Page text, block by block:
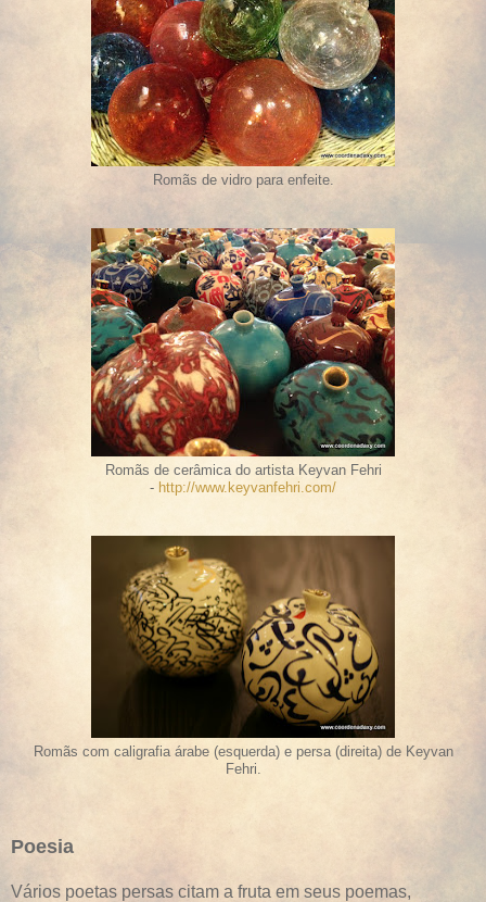
Romãs de vidro para enfeite.
Romãs de cerâmica do artista Keyvan Fehri
- http://www.keyvanfehri.com/
Romãs com caligrafia árabe (esquerda) e persa (direita) de Keyvan
Fehri.
Poesia
Vários poetas persas citam a fruta em seus poemas,